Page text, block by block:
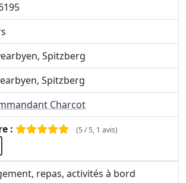
Spitzberg
Spitzberg
Charcot
:
(5 / 5, 1 avis)
repas, activités à bord